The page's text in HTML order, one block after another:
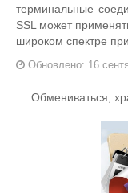
терминальные
SSL может
широком спектре
Обновлено: 16
Обмениваться,